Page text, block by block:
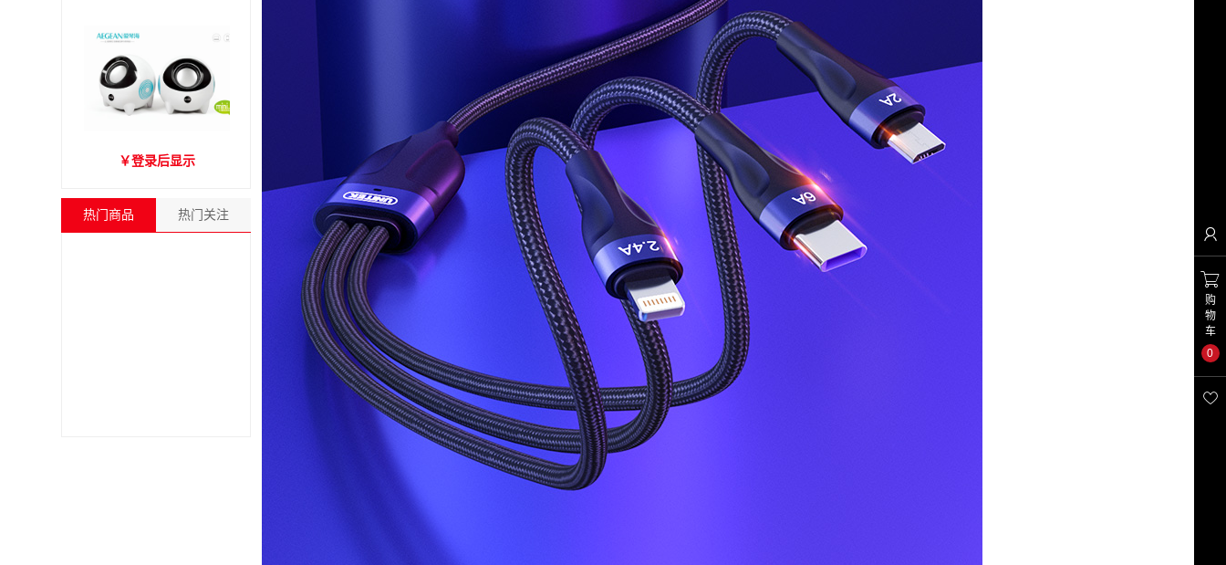
爱琴海A2000音箱
￥登录后显示
热门商品 热门关注


购
物
车
0
